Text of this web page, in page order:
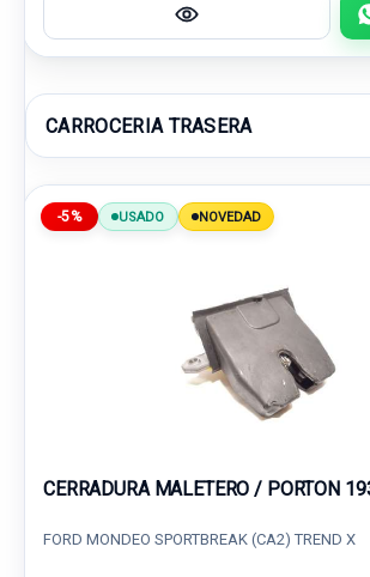
CARROCERIA TRASERA
-5% USADO NOVEDAD
CERRADURA MALETERO / PORTON
FORD MONDEO SPORTBREAK (CA2) TREND X